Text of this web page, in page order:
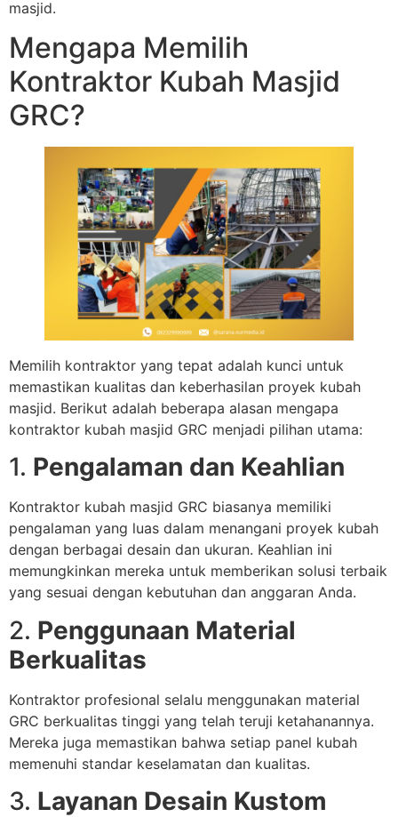
masjid.
Mengapa Memilih
Kontraktor Kubah Masjid
GRC?
Memilih kontraktor yang tepat adalah kunci untuk
memastikan kualitas dan keberhasilan proyek kubah
masjid. Berikut adalah beberapa alasan mengapa
kontraktor kubah masjid GRC menjadi pilihan utama:
1. Pengalaman dan Keahlian
Kontraktor kubah masjid GRC biasanya memiliki
pengalaman yang luas dalam menangani proyek kubah
dengan berbagai desain dan ukuran. Keahlian ini
memungkinkan mereka untuk memberikan solusi terbaik
yang sesuai dengan kebutuhan dan anggaran Anda.
2. Penggunaan Material
Berkualitas
Kontraktor profesional selalu menggunakan material
GRC berkualitas tinggi yang telah teruji ketahanannya.
Mereka juga memastikan bahwa setiap panel kubah
memenuhi standar keselamatan dan kualitas.
3. Layanan Desain Kustom